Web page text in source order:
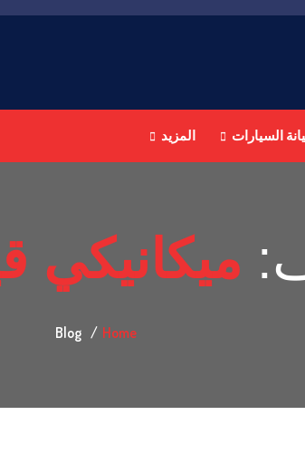
السيارات المزيد
ميكانيكي
Home
Blog